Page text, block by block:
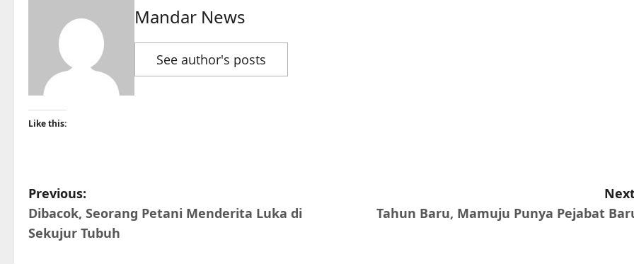
Mandar News
See author's posts
Like this:
P
o
s
Previous:
Dibacok, Seorang Petani Menderita Luka di
Sekujur Tubuh
Tahun Baru, Mamuju Punya Pejabat